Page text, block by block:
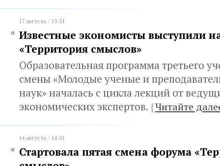
17 августа / 13:51
Известные экономисты выступили
«Территория смыслов»
Образовательная программа третьего
смены «Молодые ученые и
наук» началась с цикла лекций от
экономических экспертов. {Читайте
14 августа / 14:01
Стартовала пятая смена форума